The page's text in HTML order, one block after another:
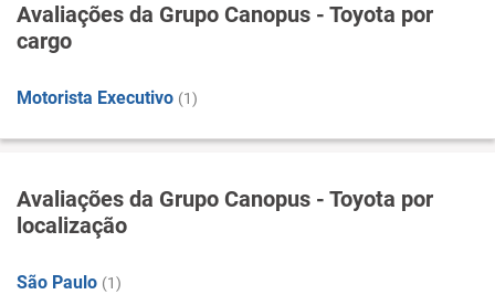
Avaliações da Grupo Canopus - Toyota por
cargo
Motorista Executivo (1)
Avaliações da Grupo Canopus - Toyota por
localização
São Paulo (1)